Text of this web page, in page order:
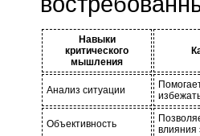
Навыки
критического
мышления
Анализ ситуации
Объективность
влияния